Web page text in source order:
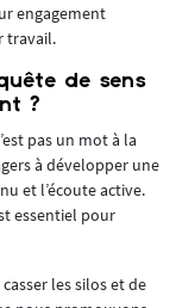
engagement
travail.
de sens
?
pas un mot à la
à développer une
et l’écoute active.
essentiel pour
les silos et de